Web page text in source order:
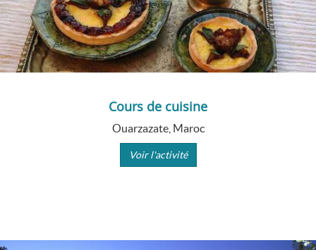
Cours de cuisine
Ouarzazate, Maroc
Voir l'activité